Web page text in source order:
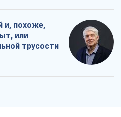
и, похоже,
или
трусости